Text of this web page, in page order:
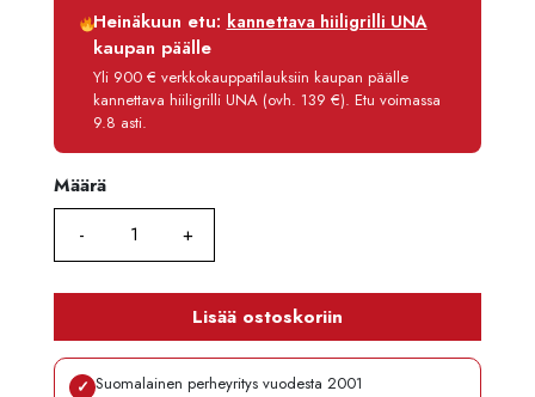
Luottoaika
12 kk
Korko
Käsittelymaksu
3,90 €/kk
Maksettava yhteensä
543,80 €
Heinäkuun etu: kannettava hiiligrilli UNA
kaupan päälle
Yli 900 € verkkokauppatilauksiin kaupan päälle
kannettava hiiligrilli UNA (ovh. 139 €). Etu voimassa
9.8 asti.
Määrä
Määrä
Lisää ostoskoriin
✓ Suomalainen perheyritys vuodesta 2001